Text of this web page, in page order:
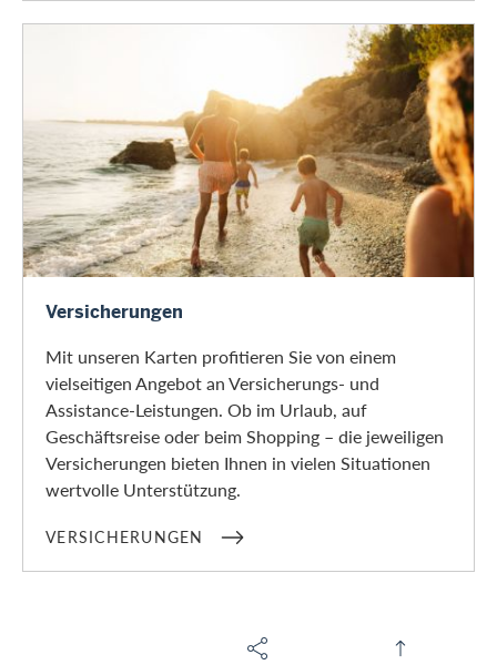
Versicherungen
Versicherungen
Mit unseren Karten profitieren Sie von einem
vielseitigen Angebot an Versicherungs- und
Assistance-Leistungen. Ob im Urlaub, auf
Geschäftsreise oder beim Shopping – die jeweiligen
Versicherungen bieten Ihnen in vielen Situationen
wertvolle Unterstützung.
VERSICHERUNGEN